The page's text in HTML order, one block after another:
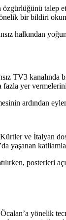
bir bildiri
halkından
TV3 kanalında
yer
ardından
ve İtalyan
yaşanan
posterleri
yönelik